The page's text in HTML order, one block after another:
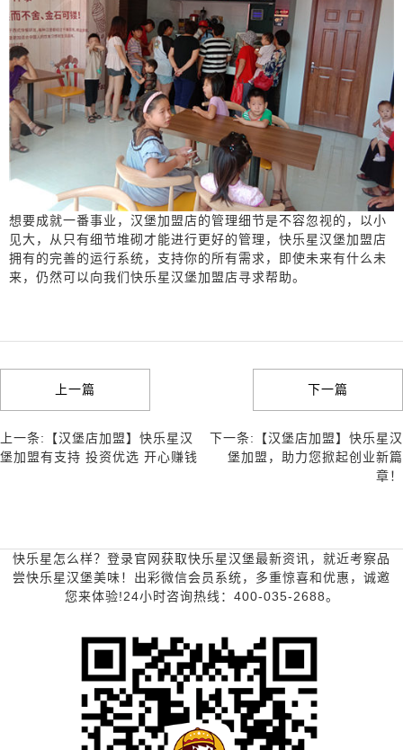
想要成就一番事业，汉堡加盟店的管理细节是不容忽视的，以小
见大，从只有细节堆砌才能进行更好的管理，快乐星汉堡加盟店
拥有的完善的运行系统，支持你的所有需求，即使未来有什么未
来，仍然可以向我们快乐星汉堡加盟店寻求帮助。
上一篇
上一条:【汉堡店加盟】快乐星汉
堡加盟有支持 投资优选 开心赚钱
下一篇
下一条:【汉堡店加盟】快乐星汉
堡加盟，助力您掀起创业新篇
章！
快乐星怎么样？登录官网获取快乐星汉堡最新资讯，就近考察品
尝快乐星汉堡美味！出彩微信会员系统，多重惊喜和优惠，诚邀
您来体验!24小时咨询热线：400-035-2688。